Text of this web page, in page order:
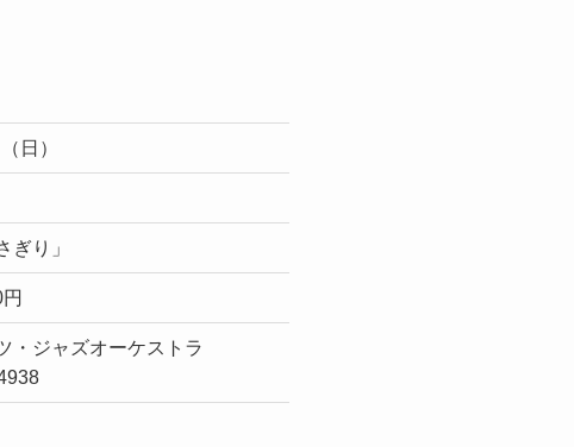
日）
ぎり」
・ジャズオーケストラ